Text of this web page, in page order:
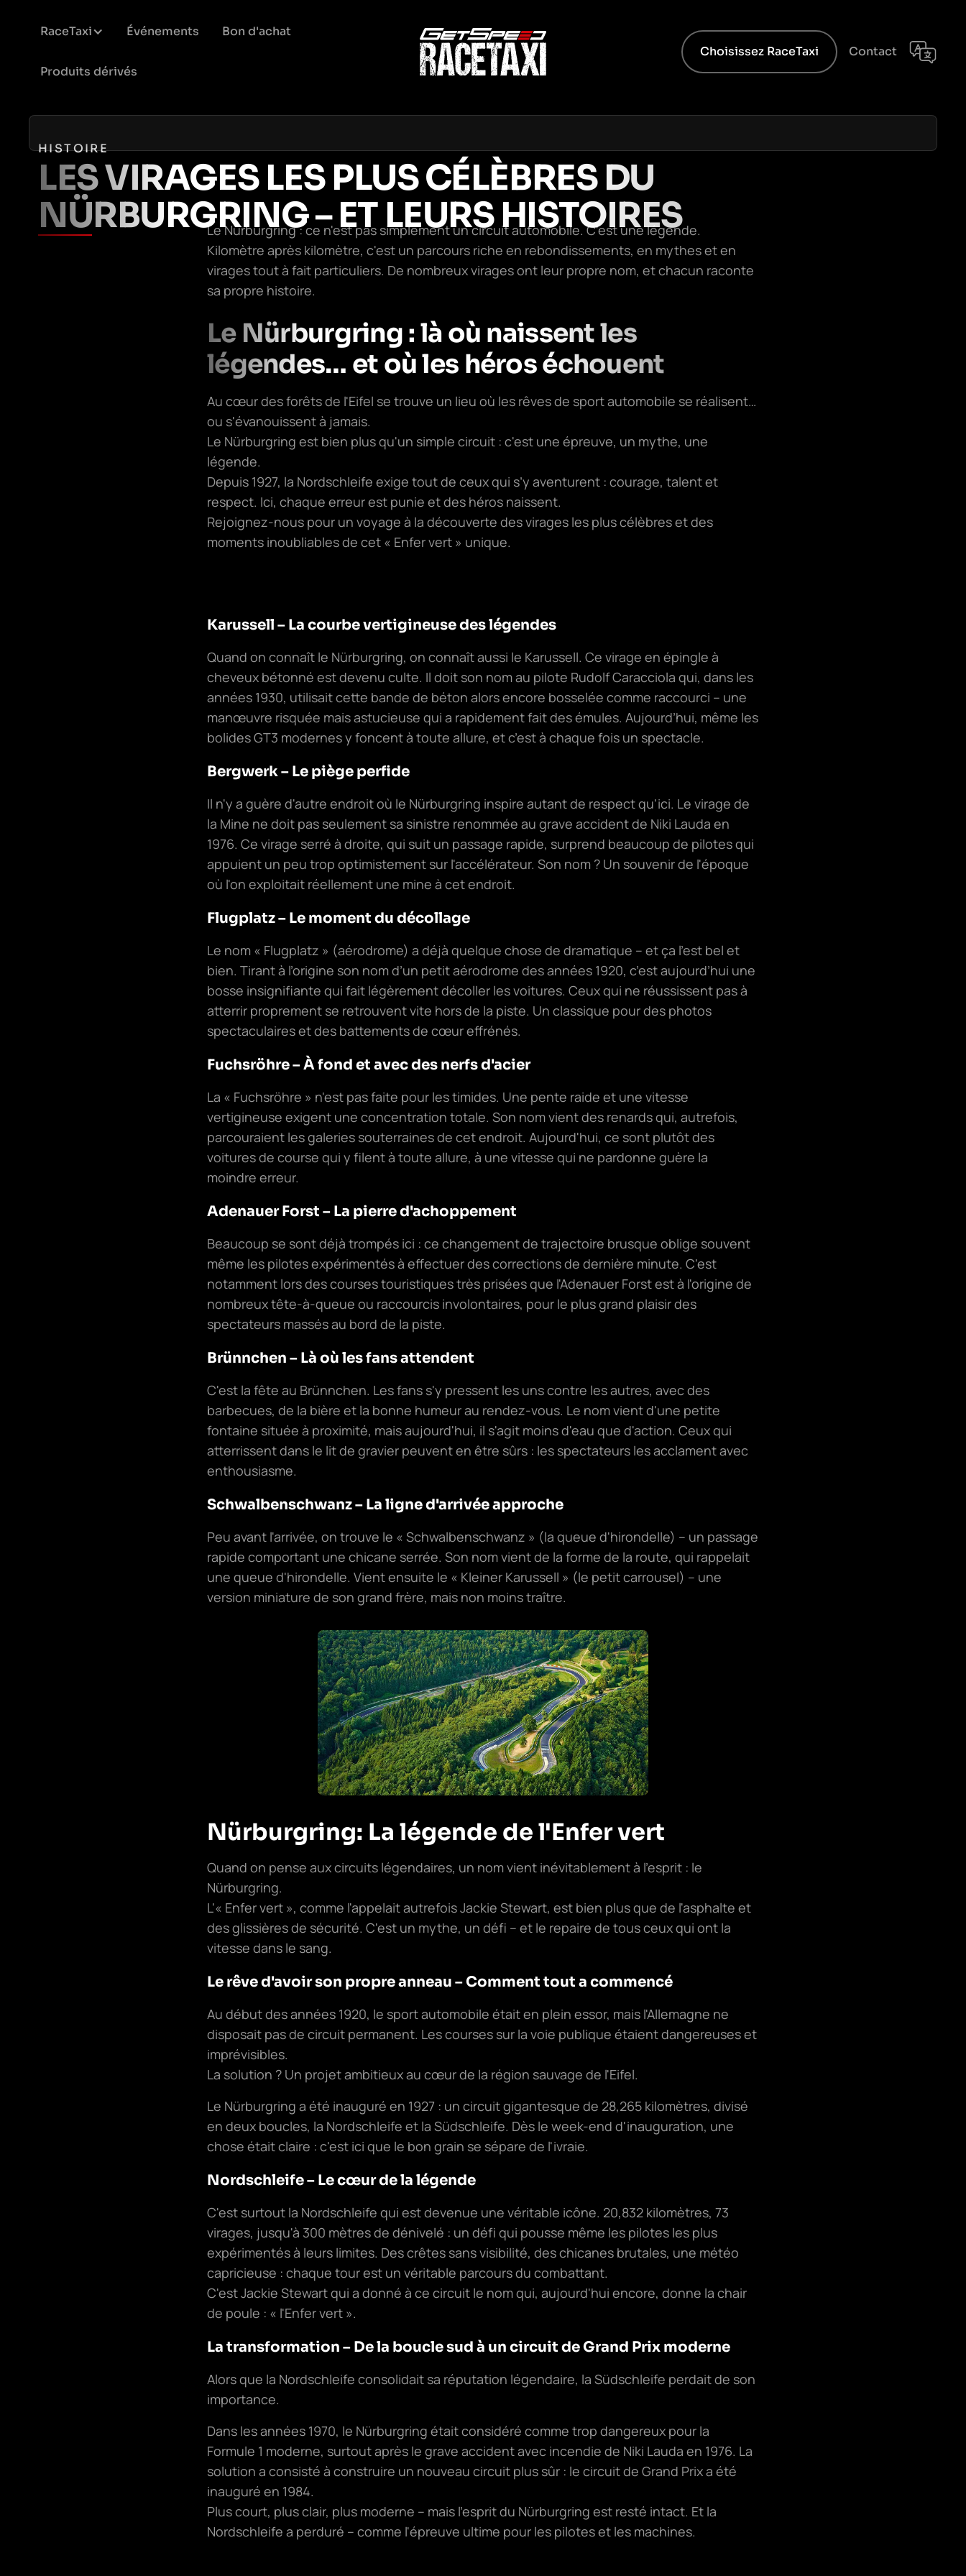
RaceTaxi Événements Bon d'achat
Produits dérivés
Choisissez RaceTaxi Contact
HISTOIRE
LES VIRAGES LES PLUS CÉLÈBRES DU
NÜRBURGRING – ET LEURS HISTOIRES
Le Nürburgring : ce n'est pas simplement un circuit automobile. C'est une légende.
Kilomètre après kilomètre, c'est un parcours riche en rebondissements, en mythes et en
virages tout à fait particuliers. De nombreux virages ont leur propre nom, et chacun raconte
sa propre histoire.
Le Nürburgring : là où naissent les
légendes… et où les héros échouent
Au cœur des forêts de l'Eifel se trouve un lieu où les rêves de sport automobile se réalisent…
ou s'évanouissent à jamais.
Le Nürburgring est bien plus qu'un simple circuit : c'est une épreuve, un mythe, une
légende.
Depuis 1927, la Nordschleife exige tout de ceux qui s’y aventurent : courage, talent et
respect. Ici, chaque erreur est punie et des héros naissent.
Rejoignez-nous pour un voyage à la découverte des virages les plus célèbres et des
moments inoubliables de cet « Enfer vert » unique.
Karussell – La courbe vertigineuse des légendes
Quand on connaît le Nürburgring, on connaît aussi le Karussell. Ce virage en épingle à
cheveux bétonné est devenu culte. Il doit son nom au pilote Rudolf Caracciola qui, dans les
années 1930, utilisait cette bande de béton alors encore bosselée comme raccourci – une
manœuvre risquée mais astucieuse qui a rapidement fait des émules. Aujourd’hui, même les
bolides GT3 modernes y foncent à toute allure, et c’est à chaque fois un spectacle.
Bergwerk – Le piège perfide
Il n'y a guère d'autre endroit où le Nürburgring inspire autant de respect qu'ici. Le virage de
la Mine ne doit pas seulement sa sinistre renommée au grave accident de Niki Lauda en
1976. Ce virage serré à droite, qui suit un passage rapide, surprend beaucoup de pilotes qui
appuient un peu trop optimistement sur l'accélérateur. Son nom ? Un souvenir de l'époque
où l'on exploitait réellement une mine à cet endroit.
Flugplatz – Le moment du décollage
Le nom « Flugplatz » (aérodrome) a déjà quelque chose de dramatique – et ça l’est bel et
bien. Tirant à l’origine son nom d’un petit aérodrome des années 1920, c’est aujourd’hui une
bosse insignifiante qui fait légèrement décoller les voitures. Ceux qui ne réussissent pas à
atterrir proprement se retrouvent vite hors de la piste. Un classique pour des photos
spectaculaires et des battements de cœur effrénés.
Fuchsröhre – À fond et avec des nerfs d'acier
La « Fuchsröhre » n'est pas faite pour les timides. Une pente raide et une vitesse
vertigineuse exigent une concentration totale. Son nom vient des renards qui, autrefois,
parcouraient les galeries souterraines de cet endroit. Aujourd'hui, ce sont plutôt des
voitures de course qui y filent à toute allure, à une vitesse qui ne pardonne guère la
moindre erreur.
Adenauer Forst – La pierre d'achoppement
Beaucoup se sont déjà trompés ici : ce changement de trajectoire brusque oblige souvent
même les pilotes expérimentés à effectuer des corrections de dernière minute. C'est
notamment lors des courses touristiques très prisées que l'Adenauer Forst est à l'origine de
nombreux tête-à-queue ou raccourcis involontaires, pour le plus grand plaisir des
spectateurs massés au bord de la piste.
Brünnchen – Là où les fans attendent
C'est la fête au Brünnchen. Les fans s'y pressent les uns contre les autres, avec des
barbecues, de la bière et la bonne humeur au rendez-vous. Le nom vient d'une petite
fontaine située à proximité, mais aujourd'hui, il s'agit moins d'eau que d'action. Ceux qui
atterrissent dans le lit de gravier peuvent en être sûrs : les spectateurs les acclament avec
enthousiasme.
Schwalbenschwanz – La ligne d'arrivée approche
Peu avant l'arrivée, on trouve le « Schwalbenschwanz » (la queue d'hirondelle) – un passage
rapide comportant une chicane serrée. Son nom vient de la forme de la route, qui rappelait
une queue d'hirondelle. Vient ensuite le « Kleiner Karussell » (le petit carrousel) – une
version miniature de son grand frère, mais non moins traître.
Nürburgring: La légende de l'Enfer vert
Quand on pense aux circuits légendaires, un nom vient inévitablement à l'esprit : le
Nürburgring.
L'« Enfer vert », comme l'appelait autrefois Jackie Stewart, est bien plus que de l'asphalte et
des glissières de sécurité. C'est un mythe, un défi – et le repaire de tous ceux qui ont la
vitesse dans le sang.
Le rêve d'avoir son propre anneau – Comment tout a commencé
Au début des années 1920, le sport automobile était en plein essor, mais l'Allemagne ne
disposait pas de circuit permanent. Les courses sur la voie publique étaient dangereuses et
imprévisibles.
La solution ? Un projet ambitieux au cœur de la région sauvage de l'Eifel.
Le Nürburgring a été inauguré en 1927 : un circuit gigantesque de 28,265 kilomètres, divisé
en deux boucles, la Nordschleife et la Südschleife. Dès le week-end d'inauguration, une
chose était claire : c'est ici que le bon grain se sépare de l'ivraie.
Nordschleife – Le cœur de la légende
C'est surtout la Nordschleife qui est devenue une véritable icône. 20,832 kilomètres, 73
virages, jusqu'à 300 mètres de dénivelé : un défi qui pousse même les pilotes les plus
expérimentés à leurs limites. Des crêtes sans visibilité, des chicanes brutales, une météo
capricieuse : chaque tour est un véritable parcours du combattant.
C'est Jackie Stewart qui a donné à ce circuit le nom qui, aujourd'hui encore, donne la chair
de poule : « l'Enfer vert ».
La transformation – De la boucle sud à un circuit de Grand Prix moderne
Alors que la Nordschleife consolidait sa réputation légendaire, la Südschleife perdait de son
importance.
Dans les années 1970, le Nürburgring était considéré comme trop dangereux pour la
Formule 1 moderne, surtout après le grave accident avec incendie de Niki Lauda en 1976. La
solution a consisté à construire un nouveau circuit plus sûr : le circuit de Grand Prix a été
inauguré en 1984.
Plus court, plus clair, plus moderne – mais l'esprit du Nürburgring est resté intact. Et la
Nordschleife a perduré – comme l'épreuve ultime pour les pilotes et les machines.